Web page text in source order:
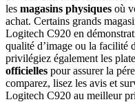
les magasins physiques où
achat. Certains grands
Logitech C920 en
qualité d’image ou la facilité
privilégiez également les
officielles pour assurer la
comparez, lisez les avis et
Logitech C920 au meilleur